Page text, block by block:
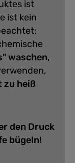
ist
ist kein
waschen,
zu heiß
den Druck
bügeln!